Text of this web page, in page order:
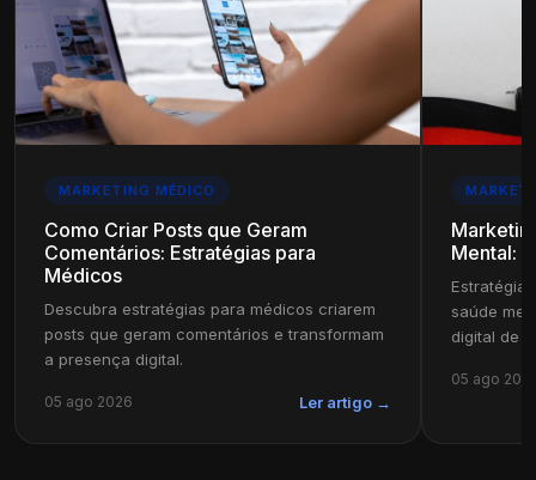
MARKETING MÉDICO
Como Criar Posts que Geram
Comentários: Estratégias para
Médicos
Descubra estratégias para médicos criarem
posts que geram comentários e transformam
a presença digital.
05 ago 2026 Ler artigo →
Mental:
saúde
digital de
05 ago